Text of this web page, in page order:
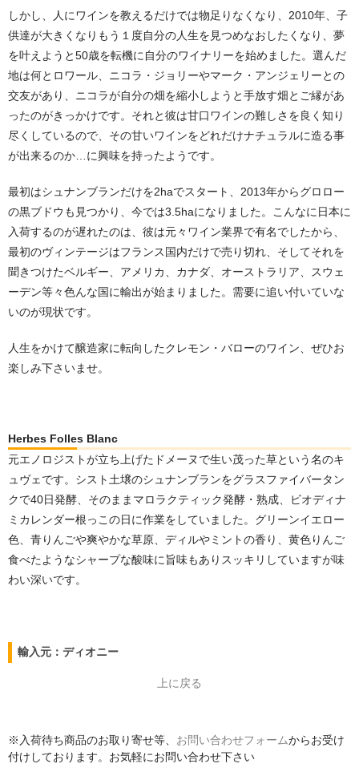
しかし、人にワインを教えるだけでは物足りなくなり、2010年、子
供達が大きくなりもう１度自分の人生を見つめなおしたくなり、夢
を叶えようと50歳を転機に自分のワイナリーを始めました。選んだ
地は何とロワール、ニコラ・ジョリーやマーク・アンジェリーとの
交友があり、ニコラが自分の畑を縮小しようと手放す畑とご縁があ
ったのがきっかけです。それと彼は甘口ワインの難しさを良く知り
尽くしているので、その甘いワインをどれだけナチュラルに造る事
が出来るのか…に興味を持ったようです。
最初はシュナンブランだけを2haでスタート、2013年からグロロー
の黒ブドウも見つかり、今では3.5haになりました。こんなに日本に
入荷するのが遅れたのは、彼は元々ワイン業界で有名でしたから、
最初のヴィンテージはフランス国内だけで売り切れ、そしてそれを
聞きつけたベルギー、アメリカ、カナダ、オーストラリア、スウェ
ーデン等々色んな国に輸出が始まりました。需要に追い付いていな
いのが現状です。
人生をかけて醸造家に転向したクレモン・バローのワイン、ぜひお
楽しみ下さいませ。
Herbes Folles Blanc
元エノロジストが立ち上げたドメーヌで生い茂った草という名のキ
ュヴェです。シスト土壌のシュナンブランをグラスファイバータン
クで40日発酵、そのままマロラクティック発酵・熟成、ビオディナ
ミカレンダー根っこの日に作業をしていました。グリーンイエロー
色、青りんごや爽やかな草原、ディルやミントの香り、黄色りんご
食べたようなシャープな酸味に旨味もありスッキリしていますが味
わい深いです。
輸入元：ディオニー
上に戻る
※入荷待ち商品のお取り寄せ等、 お問い合わせフォームからお受け
付けしております。お気軽にお問い合わせ下さい